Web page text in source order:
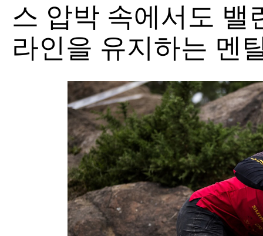
스 압박 속에서도 밸
라인을 유지하는 멘